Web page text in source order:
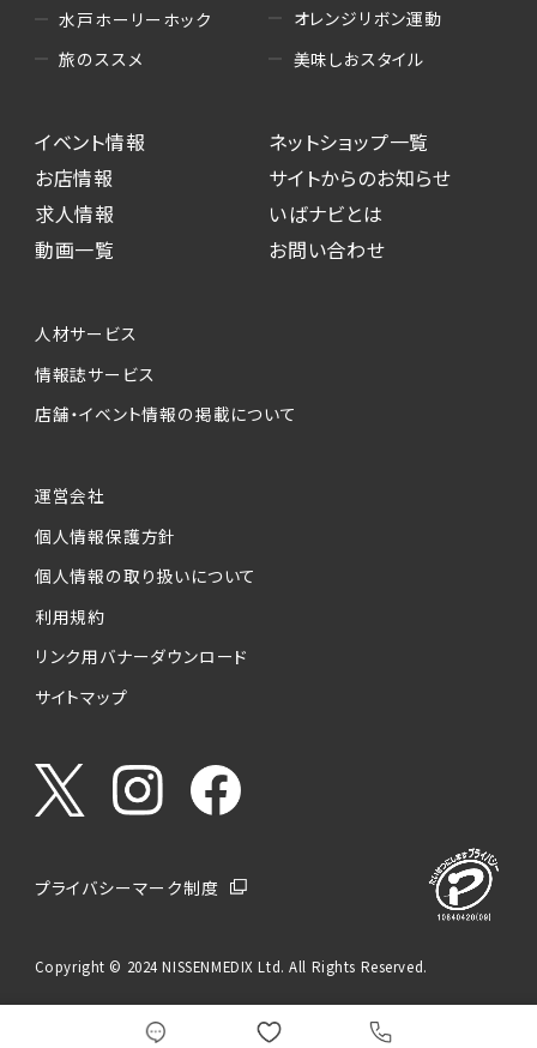
水戸ホーリーホック
旅のススメ
オレンジリボン運動
美味しおスタイル
イベント情報
お店情報
求人情報
動画一覧
ネットショップ一覧
サイトからのお知らせ
いばナビとは
お問い合わせ
人材サービス
情報誌サービス
店舗・イベント情報の掲載について
運営会社
個人情報保護方針
個人情報の取り扱いについて
利用規約
リンク用バナーダウンロード
サイトマップ
プライバシーマーク制度
Copyright © 2024 NISSENMEDIX Ltd. All Rights Reserved.